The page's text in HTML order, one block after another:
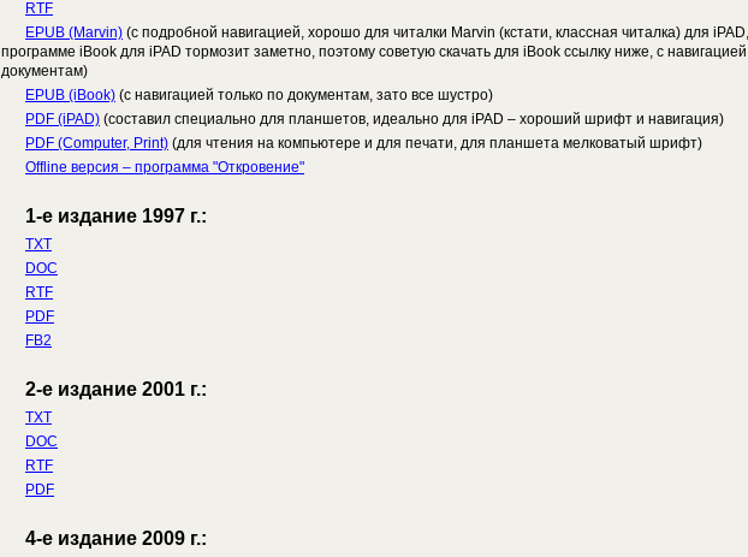
RTF
EPUB (Marvin) (c подробной навигацией, хорошо для читалки Marvin (кстати, классная читалка) для
программе iBook для iPAD тормозит заметно, поэтому советую скачать для iBook ссылку ниже, с
документам)
EPUB (iBook) (с навигацией только по документам, зато все шустро)
PDF (iPAD) (составил специально для планшетов, идеально для iPAD – хороший шрифт и навигация)
PDF (Computer, Print) (для чтения на компьютере и для печати, для планшета мелковатый шрифт)
Offline версия – программа "Откровение"
1-е издание 1997 г.:
TXT
DOC
RTF
PDF
FB2
2-е издание 2001 г.:
TXT
DOC
RTF
PDF
4-е издание 2009 г.: